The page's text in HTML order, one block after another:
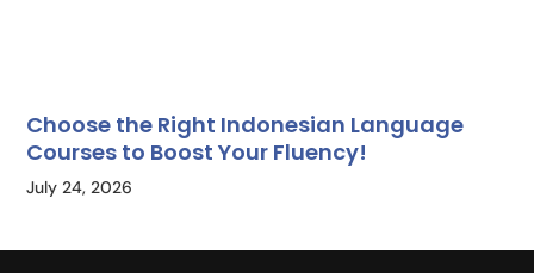
Choose the Right Indonesian Language
Courses to Boost Your Fluency!
July 24, 2026